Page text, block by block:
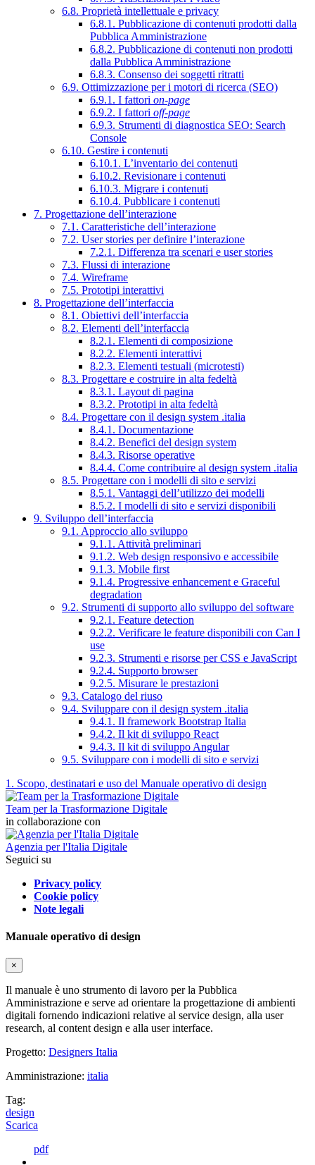
6.8. Proprietà intellettuale e privacy
6.8.1. Pubblicazione di contenuti prodotti dalla
Pubblica Amministrazione
6.8.2. Pubblicazione di contenuti non prodotti
dalla Pubblica Amministrazione
6.8.3. Consenso dei soggetti ritratti
6.9. Ottimizzazione per i motori di ricerca (SEO)
6.9.1. I fattori on-page
6.9.2. I fattori off-page
6.9.3. Strumenti di diagnostica SEO: Search
Console
6.10. Gestire i contenuti
6.10.1. L’inventario dei contenuti
6.10.2. Revisionare i contenuti
6.10.3. Migrare i contenuti
6.10.4. Pubblicare i contenuti
7. Progettazione dell’interazione
7.1. Caratteristiche dell’interazione
7.2. User stories per definire l’interazione
7.2.1. Differenza tra scenari e user stories
7.3. Flussi di interazione
7.4. Wireframe
7.5. Prototipi interattivi
8. Progettazione dell’interfaccia
8.1. Obiettivi dell’interfaccia
8.2. Elementi dell’interfaccia
8.2.1. Elementi di composizione
8.2.2. Elementi interattivi
8.2.3. Elementi testuali (microtesti)
8.3. Progettare e costruire in alta fedeltà
8.3.1. Layout di pagina
8.3.2. Prototipi in alta fedeltà
8.4. Progettare con il design system .italia
8.4.1. Documentazione
8.4.2. Benefici del design system
8.4.3. Risorse operative
8.4.4. Come contribuire al design system .italia
8.5. Progettare con i modelli di sito e servizi
8.5.1. Vantaggi dell’utilizzo dei modelli
8.5.2. I modelli di sito e servizi disponibili
9. Sviluppo dell’interfaccia
9.1. Approccio allo sviluppo
9.1.1. Attività preliminari
9.1.2. Web design responsivo e accessibile
9.1.3. Mobile first
9.1.4. Progressive enhancement e Graceful
degradation
9.2. Strumenti di supporto allo sviluppo del software
9.2.1. Feature detection
9.2.2. Verificare le feature disponibili con Can I
use
9.2.3. Strumenti e risorse per CSS e JavaScript
9.2.4. Supporto browser
9.2.5. Misurare le prestazioni
9.3. Catalogo del riuso
9.4. Sviluppare con il design system .italia
9.4.1. Il framework Bootstrap Italia
9.4.2. Il kit di sviluppo React
9.4.3. Il kit di sviluppo Angular
9.5. Sviluppare con i modelli di sito e servizi
1. Scopo, destinatari e uso del Manuale operativo di design
Team per la Trasformazione Digitale
in collaborazione con
Agenzia per l'Italia Digitale
Seguici su
Privacy policy
Cookie policy
Note legali
Manuale operativo di design
×
Il manuale è uno strumento di lavoro per la Pubblica
Amministrazione e serve ad orientare la progettazione di ambienti
digitali fornendo indicazioni relative al service design, alla user
research, al content design e alla user interface.
Progetto: Designers Italia
Amministrazione: italia
Tag:
design
Scarica
pdf